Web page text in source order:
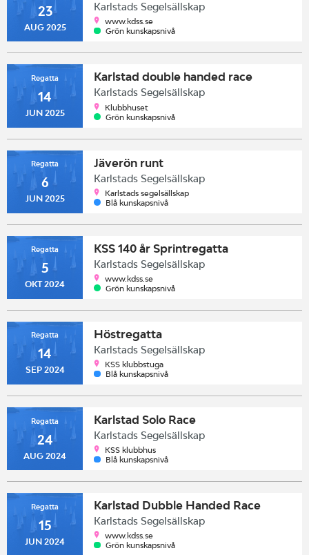
23
AUG 2025
Karlstads Segelsällskap
www.kdss.se
Grön kunskapsnivå
Regatta
14
JUN 2025
Karlstad double handed race
Karlstads Segelsällskap
Klubbhuset
Grön kunskapsnivå
Regatta
6
JUN 2025
Jäverön runt
Karlstads Segelsällskap
Karlstads segelsällskap
Blå kunskapsnivå
Regatta
5
OKT 2024
KSS 140 år Sprintregatta
Karlstads Segelsällskap
www.kdss.se
Grön kunskapsnivå
Regatta
14
SEP 2024
Höstregatta
Karlstads Segelsällskap
KSS klubbstuga
Blå kunskapsnivå
Regatta
24
AUG 2024
Karlstad Solo Race
Karlstads Segelsällskap
KSS klubbhus
Blå kunskapsnivå
Regatta
15
JUN 2024
Karlstad Dubble Handed Race
Karlstads Segelsällskap
www.kdss.se
Grön kunskapsnivå